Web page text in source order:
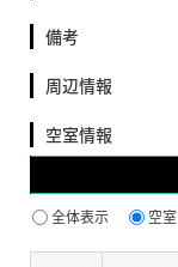
備考
周辺情報
空室情報
全体表示 空室